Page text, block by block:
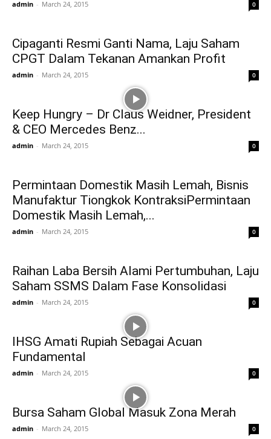
admin - March 24, 2015 0
Cipaganti Resmi Ganti Nama, Laju Saham
CPGT Dalam Tekanan Amankan Profit
admin - March 24, 2015 0
Keep Hungry – Dr Claus Weidner, President
& CEO Mercedes Benz...
admin - March 24, 2015 0
Permintaan Domestik Masih Lemah, Bisnis
Manufaktur Tiongkok KontraksiPermintaan
Domestik Masih Lemah,...
admin - March 24, 2015 0
Raihan Laba Bersih Alami Pertumbuhan, Laju
Saham SSMS Dalam Fase Konsolidasi
admin - March 24, 2015 0
IHSG Amati Rupiah Sebagai Acuan
Fundamental
admin - March 24, 2015 0
Bursa Saham Global Masuk Zona Merah
admin - March 24, 2015 0